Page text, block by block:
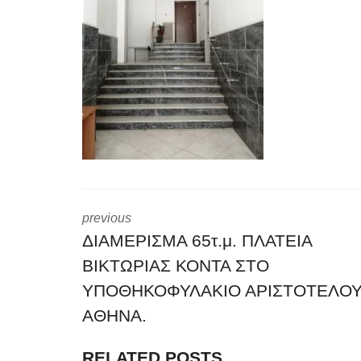
previous
ΔΙΑΜΕΡΙΣΜΑ 65τ.μ. ΠΛΑΤΕΙΑ
ΒΙΚΤΩΡΙΑΣ ΚΟΝΤΑ ΣΤΟ
ΥΠΟΘΗΚΟΦΥΛΑΚΙΟ
ΑΘΗΝΑ.